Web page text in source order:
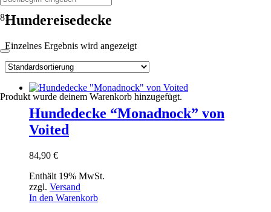
Produkt wurde deinem Warenkorb hinzugefügt.
Hundereisedecke
Einzelnes Ergebnis wird angezeigt
Hundedecke “Monadnock” von
Voited
84,90 €
Enthält 19% MwSt.
zzgl. Versand
In den Warenkorb